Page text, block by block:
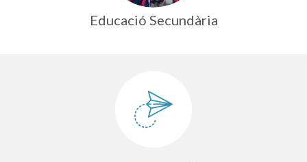
Educació Secundària